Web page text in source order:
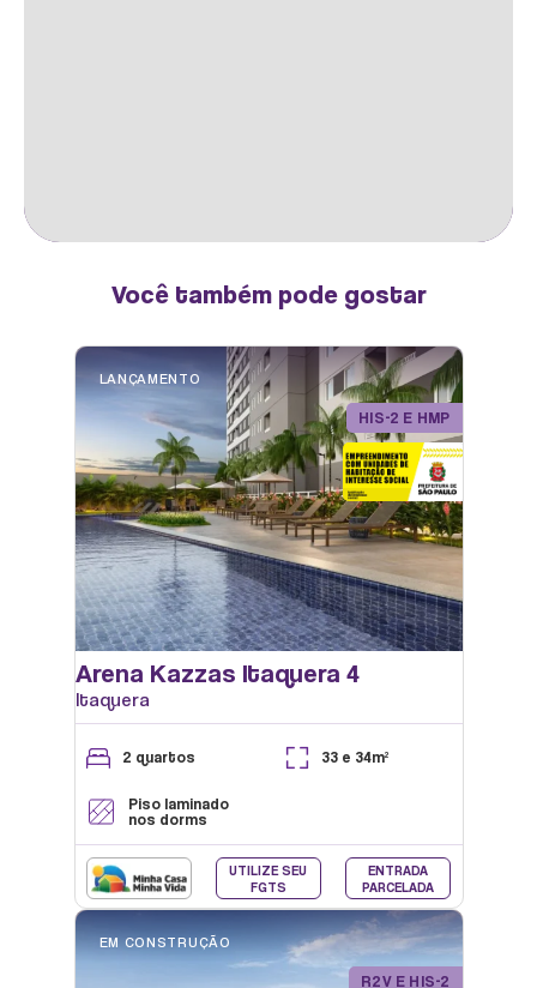
HALL
Você também pode gostar
LANÇAMENTO
HIS-2 E HMP
Arena Kazzas Itaquera 4
Itaquera
2 quartos 33 e 34m²
Piso laminado
nos dorms
UTILIZE SEU
FGTS
ENTRADA
PARCELADA
EM CONSTRUÇÃO
R2V E HIS-2